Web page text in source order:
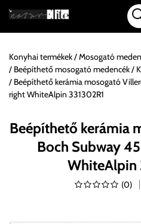
Konyhai termékek
Mosogató
Beépíthető mosogató medencék
Beépíthető kerámia mosogató
right WhiteAlpin 331302R1
Beépíthető kerámia
Boch Subway
WhiteAlpin
(0)